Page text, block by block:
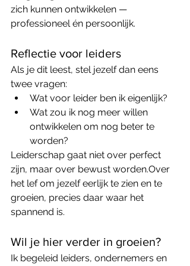
zich kunnen ontwikkelen —
professioneel én persoonlijk.
Reflectie voor leiders
Als je dit leest, stel jezelf dan eens
twee vragen:
Wat voor leider ben ik eigenlijk?
Wat zou ik nog meer willen
ontwikkelen om nog beter te
worden?
Leiderschap gaat niet over perfect
zijn, maar over bewust worden.Over
het lef om jezelf eerlijk te zien en te
groeien, precies daar waar het
spannend is.
Wil je hier verder in groeien?
Ik begeleid leiders, ondernemers en